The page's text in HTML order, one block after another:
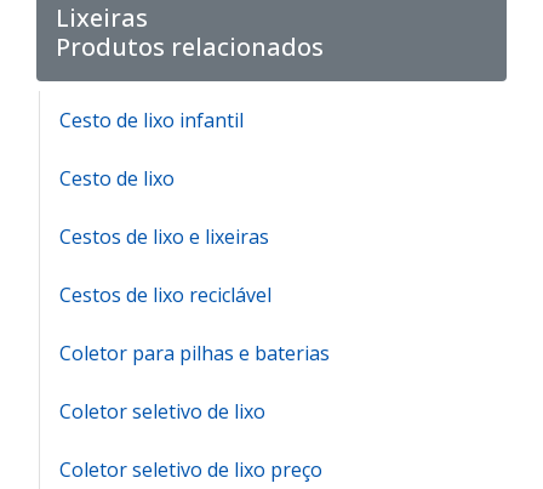
Lixeiras
Produtos relacionados
Cesto de lixo infantil
Cesto de lixo
Cestos de lixo e lixeiras
Cestos de lixo reciclável
Coletor para pilhas e baterias
Coletor seletivo de lixo
Coletor seletivo de lixo preço